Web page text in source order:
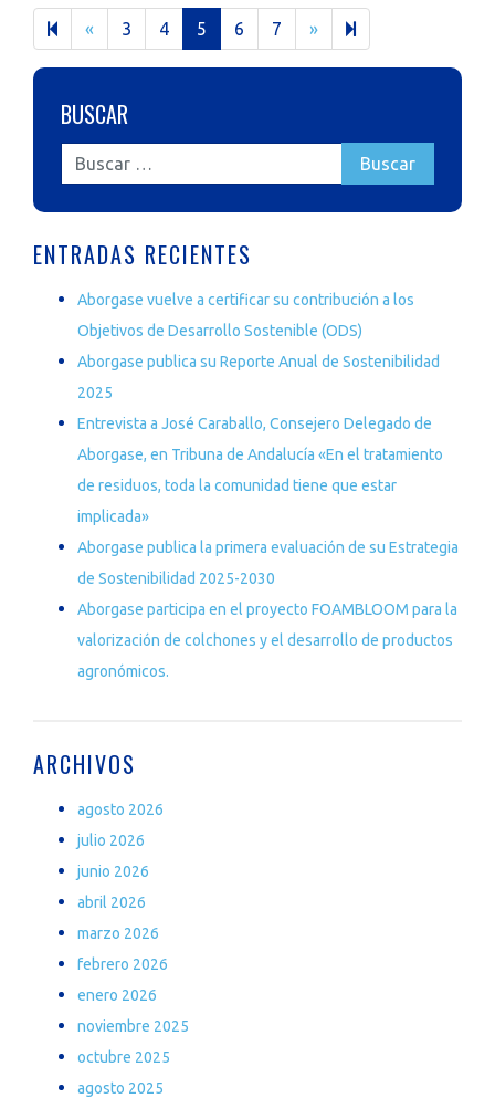
« Previous
page
3 4 5 6 7 »Next
page
24
BUSCAR
ENTRADAS RECIENTES
Aborgase vuelve a certificar su contribución a los
Objetivos de Desarrollo Sostenible (ODS)
Aborgase publica su Reporte Anual de Sostenibilidad
2025
Entrevista a José Caraballo, Consejero Delegado de
Aborgase, en Tribuna de Andalucía «En el tratamiento
de residuos, toda la comunidad tiene que estar
implicada»
Aborgase publica la primera evaluación de su Estrategia
de Sostenibilidad 2025-2030
Aborgase participa en el proyecto FOAMBLOOM para la
valorización de colchones y el desarrollo de productos
agronómicos.
ARCHIVOS
agosto 2026
julio 2026
junio 2026
abril 2026
marzo 2026
febrero 2026
enero 2026
noviembre 2025
octubre 2025
agosto 2025